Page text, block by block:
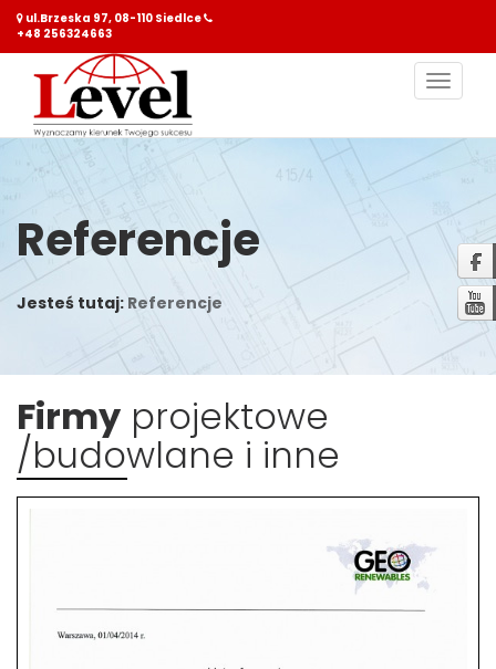
ul.Brzeska 97, 08-110 Siedlce
+48 256324663
Referencje
Jesteś tutaj: Referencje
Firmy projektowe
/budowlane i inne